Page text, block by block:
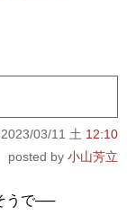
2023/03/11 土 12:10
小山芳立
うで──